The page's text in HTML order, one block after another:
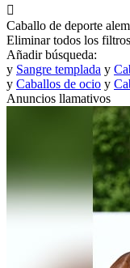

Caballo de deporte
Eliminar todos los filtros
Añadir búsqueda:
y Sangre templada y
y Caballos de ocio y
Anuncios llamativos